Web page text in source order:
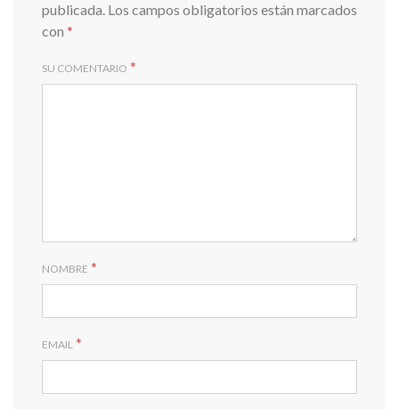
publicada. Los campos obligatorios están marcados
con *
SU COMENTARIO *
NOMBRE *
EMAIL *